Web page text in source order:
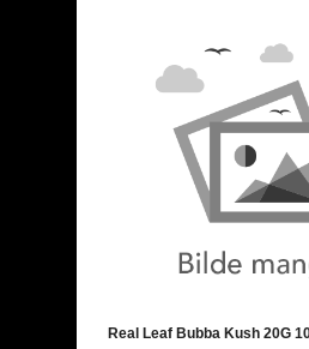
Real Leaf Bubba Kush 20G